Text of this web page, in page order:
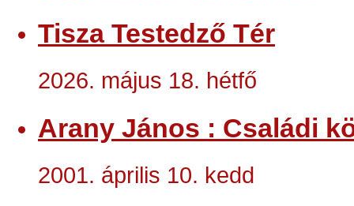
Tisza Testedző Tér
2026. május 18. hétfő
Arany János : Családi
2001. április 10. kedd